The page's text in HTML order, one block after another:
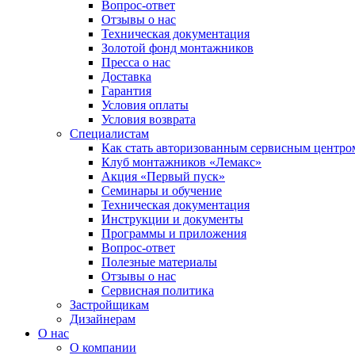
Вопрос-ответ
Отзывы о нас
Техническая документация
Золотой фонд монтажников
Пресса о нас
Доставка
Гарантия
Условия оплаты
Условия возврата
Специалистам
Как стать авторизованным сервисным
Клуб монтажников «Лемакс»
Акция «Первый пуск»
Семинары и обучение
Техническая документация
Инструкции и документы
Программы и приложения
Вопрос-ответ
Полезные материалы
Отзывы о нас
Сервисная политика
Застройщикам
Дизайнерам
О нас
О компании